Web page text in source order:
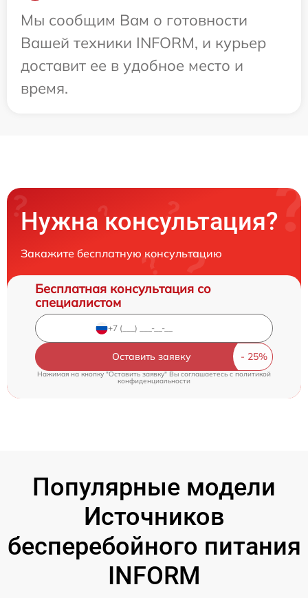
Мы сообщим Вам о готовности
Вашей техники INFORM, и курьер
доставит ее в удобное место и
время.
Нужна консультация?
Закажите бесплатную консультацию
Бесплатная консультация со
специалистом
Оставить заявку
Нажимая на кнопку "Оставить заявку" Вы соглашаетесь cполитикой
конфиденциальности
Популярные модели
Источников
бесперебойного питания
INFORM